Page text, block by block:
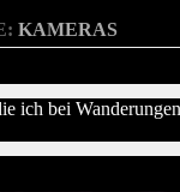
KAMERAS
ich bei